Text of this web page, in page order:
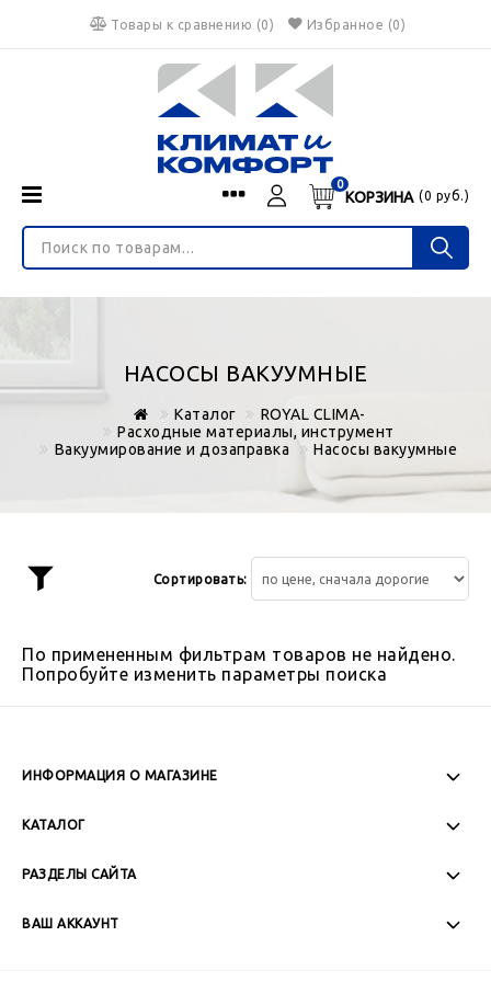
Товары к сравнению (0) Избранное (0)
Menu
Войти
€ $ руб.
КОРЗИНА
0
(0 руб.)
О нас
НЕ ЯВЛЯЕТСЯ ПУБЛИЧНОЙ ОФЕРТОЙ
Доставка и оплата
Блог
Контакты
НАСОСЫ ВАКУУМНЫЕ
Каталог
ROYAL CLIMA-
Расходные материалы, инструмент
Вакуумирование и дозаправка
Насосы вакуумные
Сортировать:
По примененным фильтрам товаров не найдено.
Попробуйте изменить параметры поиска
ИНФОРМАЦИЯ О МАГАЗИНЕ
Сб-Вс: Выходной
КАТАЛОГ
РАЗДЕЛЫ САЙТА
ВАШ АККАУНТ